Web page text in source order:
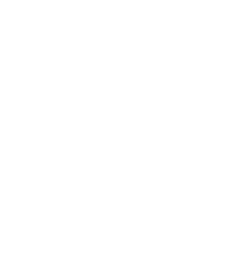
案。 美国高防服